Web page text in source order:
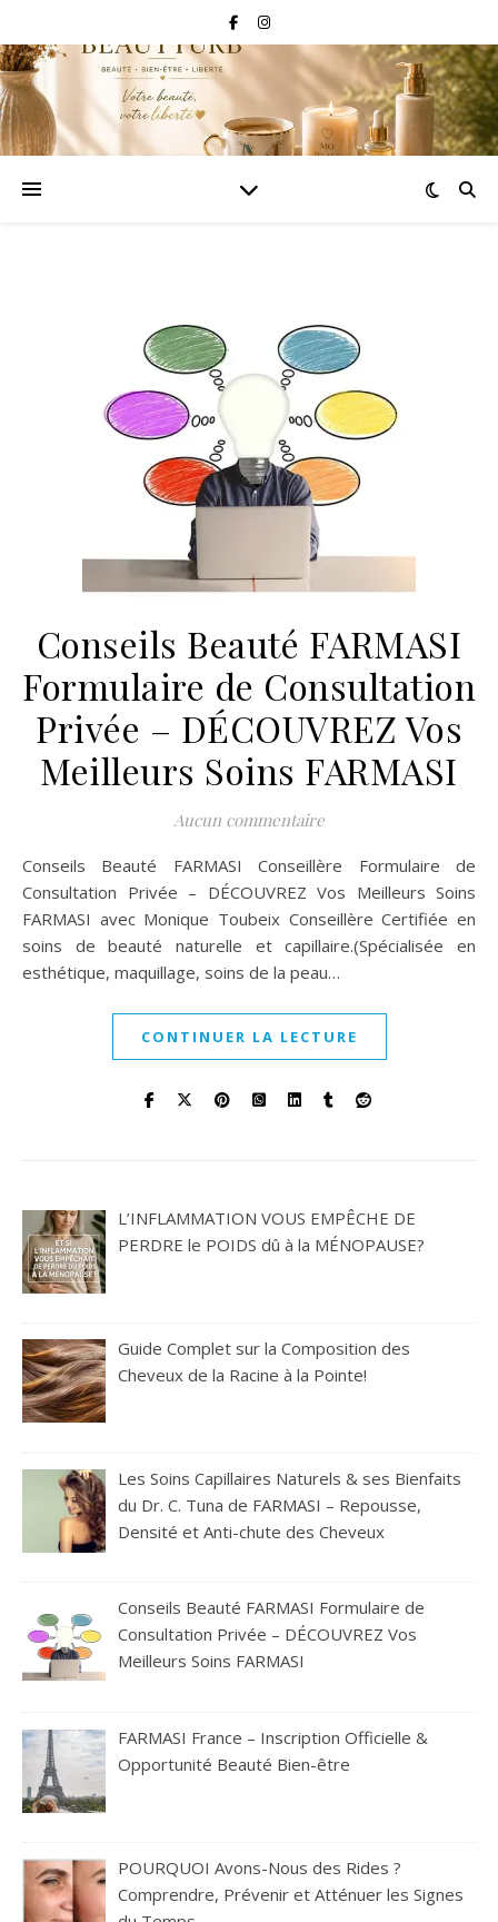
Conseils Beauté FARMASI
Formulaire de Consultation
Privée – DÉCOUVREZ Vos
Meilleurs Soins FARMASI
Aucun commentaire
Conseils Beauté FARMASI Conseillère Formulaire de
Consultation Privée – DÉCOUVREZ Vos Meilleurs Soins
FARMASI avec Monique Toubeix Conseillère Certifiée en
soins de beauté naturelle et capillaire.(Spécialisée en
esthétique, maquillage, soins de la peau…
CONTINUER LA LECTURE
L’INFLAMMATION VOUS EMPÊCHE DE
PERDRE le POIDS dû à la MÉNOPAUSE?
Guide Complet sur la Composition des
Cheveux de la Racine à la Pointe!
Les Soins Capillaires Naturels & ses Bienfaits
du Dr. C. Tuna de FARMASI – Repousse,
Densité et Anti-chute des Cheveux
Conseils Beauté FARMASI Formulaire de
Consultation Privée – DÉCOUVREZ Vos
Meilleurs Soins FARMASI
FARMASI France – Inscription Officielle &
Opportunité Beauté Bien-être
POURQUOI Avons-Nous des Rides ?
Comprendre, Prévenir et Atténuer les Signes